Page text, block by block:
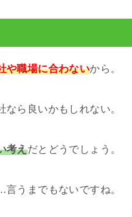
や職場に合わないから。
ら良いかもしれない。
考えだとどうでしょう。
うまでもないですね。